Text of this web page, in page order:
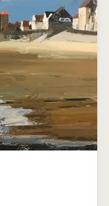
3
©CARTO